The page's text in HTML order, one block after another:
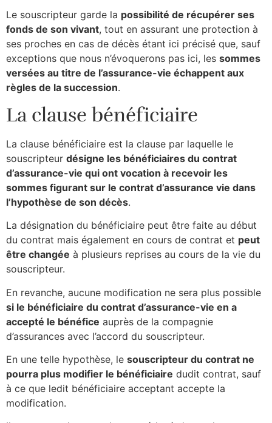
Le souscripteur garde la possibilité de récupérer ses
fonds de son vivant, tout en assurant une protection à
ses proches en cas de décès étant ici précisé que, sauf
exceptions que nous n’évoquerons pas ici, les sommes
versées au titre de l’assurance-vie échappent aux
règles de la succession.
La clause bénéficiaire
La clause bénéficiaire est la clause par laquelle le
souscripteur désigne les bénéficiaires du contrat
d’assurance-vie qui ont vocation à recevoir les
sommes figurant sur le contrat d’assurance vie dans
l’hypothèse de son décès.
La désignation du bénéficiaire peut être faite au début
du contrat mais également en cours de contrat et peut
être changée à plusieurs reprises au cours de la vie du
souscripteur.
En revanche, aucune modification ne sera plus possible
si le bénéficiaire du contrat d’assurance-vie en a
accepté le bénéfice auprès de la compagnie
d’assurances avec l’accord du souscripteur.
En une telle hypothèse, le souscripteur du contrat ne
pourra plus modifier le bénéficiaire dudit contrat, sauf
à ce que ledit bénéficiaire acceptant accepte la
modification.